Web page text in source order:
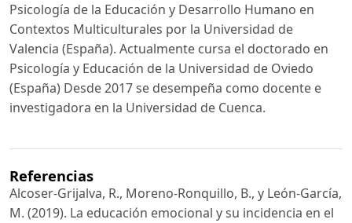
Psicología de la Educación y Desarrollo Humano en
Contextos Multiculturales por la Universidad de
Valencia (España). Actualmente cursa el doctorado en
Psicología y Educación de la Universidad de Oviedo
(España) Desde 2017 se desempeña como docente e
investigadora en la Universidad de Cuenca.
Referencias
Alcoser-Grijalva, R., Moreno-Ronquillo, B., y León-García,
M. (2019). La educación emocional y su incidencia en el